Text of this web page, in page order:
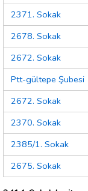
2371. Sokak
2678. Sokak
2672. Sokak
Ptt-gültepe Şubesi
2672. Sokak
2370. Sokak
2385/1. Sokak
2675. Sokak